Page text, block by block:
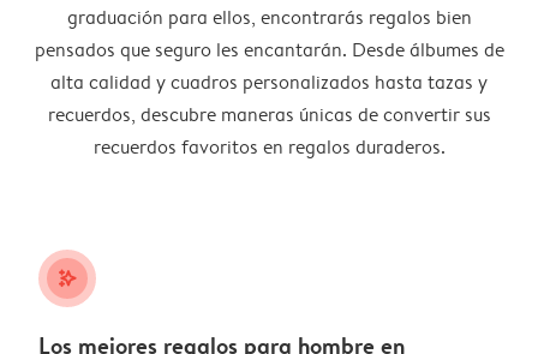
graduación para ellos, encontrarás regalos bien
pensados que seguro les encantarán. Desde álbumes de
alta calidad y cuadros personalizados hasta tazas y
recuerdos, descubre maneras únicas de convertir sus
recuerdos favoritos en regalos duraderos.
stars_plus
Los mejores regalos para hombre en